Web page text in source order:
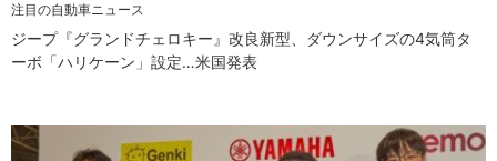
注目の自動車ニュース
ジープ『グランドチェロキー』改良新型、ダウンサイズの4気筒タ
ーボ「ハリケーン」設定…米国発表